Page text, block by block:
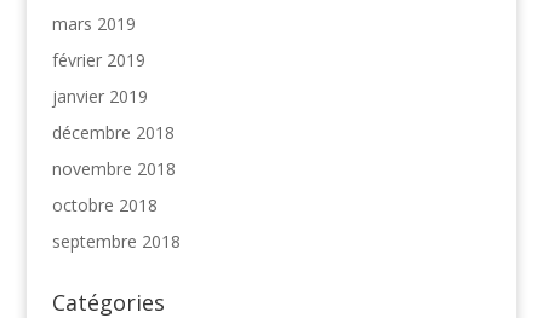
mars 2019
février 2019
janvier 2019
décembre 2018
novembre 2018
octobre 2018
septembre 2018
Catégories